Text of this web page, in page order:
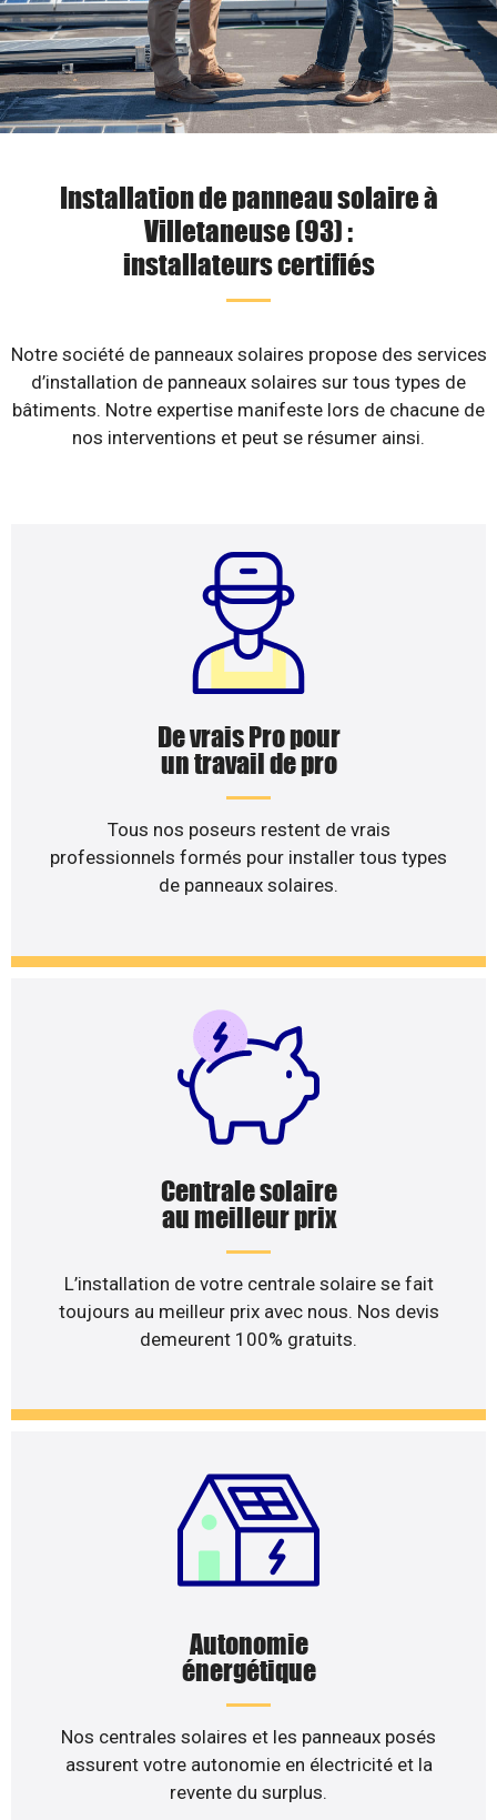
Installation de panneau solaire à
Villetaneuse (93) :
installateurs certifiés
Notre société de panneaux solaires propose des services
d’installation de panneaux solaires sur tous types de
bâtiments. Notre expertise manifeste lors de chacune de
nos interventions et peut se résumer ainsi.
De vrais Pro pour
un travail de pro
Tous nos poseurs restent de vrais
professionnels formés pour installer tous types
de panneaux solaires.
Centrale solaire
au meilleur prix
L’installation de votre centrale solaire se fait
toujours au meilleur prix avec nous. Nos devis
demeurent 100% gratuits.
Autonomie
énergétique
Nos centrales solaires et les panneaux posés
assurent votre autonomie en électricité et la
revente du surplus.